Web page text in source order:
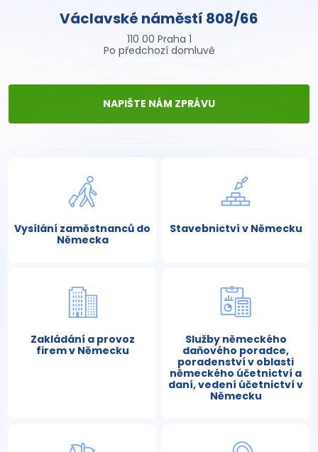
Václavské náměstí 808/66
110 00 Praha 1
Po předchozí domluvě
NAPIŠTE NÁM ZPRÁVU
Vysílání zaměstnanců do
Německa
Stavebnictví v Německu
Zakládání a provoz
firem v Německu
Služby německého
daňového poradce,
poradenství v oblasti
německého účetnictví a
daní, vedení účetnictví v
Německu